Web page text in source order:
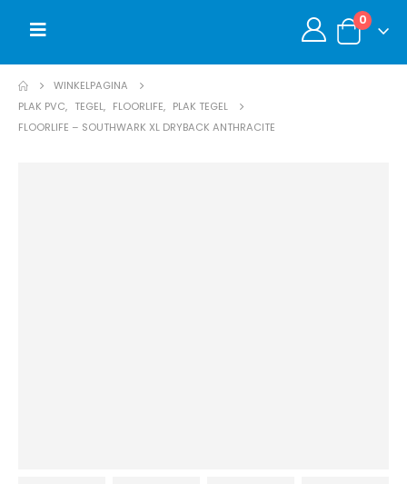
0
WINKELPAGINA
PLAK PVC, TEGEL, FLOORLIFE, PLAK TEGEL
FLOORLIFE – SOUTHWARK XL DRYBACK ANTHRACITE